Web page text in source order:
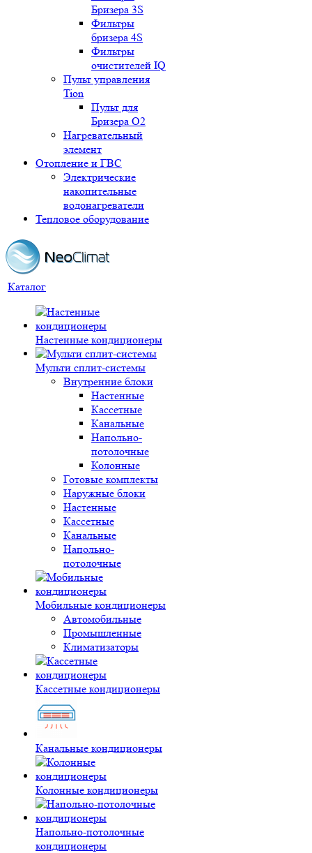
Бризера 3S
Фильтры
бризера 4S
Фильтры
очистителей IQ
Пульт управления
Tion
Пульт для
Бризера O2
Нагревательный
элемент
Отопление и ГВС
Электрические
накопительные
водонагреватели
Тепловое оборудование
Каталог
Настенные кондиционеры
Мульти сплит-системы
Внутренние блоки
Настенные
Кассетные
Канальные
Напольно-
потолочные
Колонные
Готовые комплекты
Наружные блоки
Настенные
Кассетные
Канальные
Напольно-
потолочные
Мобильные кондиционеры
Автомобильные
Промышленные
Климатизаторы
Кассетные кондиционеры
Канальные кондиционеры
Колонные кондиционеры
Напольно-потолочные
кондиционеры